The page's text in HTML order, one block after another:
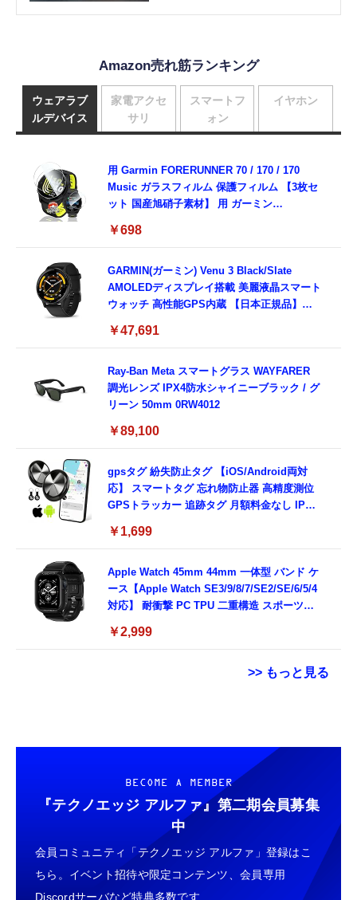
Amazon売れ筋ランキング
ウェアラブ
ルデバイス
用 Garmin FORERUNNER 70 / 170 / 170
Music ガラスフィルム 保護フィルム 【3枚セ
ット 国産旭硝子素材】 用 ガーミン
高透過率 超薄型 用 ガーミン Forerunner 170
気泡なし 簡単貼り付け ( 対応 Forerunner
170 Music フィルム )
￥698
GARMIN(ガーミン) Venu 3 Black/Slate
AMOLEDディスプレイ搭載 美麗液晶スマート
ウォッチ 高性能GPS内蔵 【日本正規品】心
￥47,691
Ray-Ban Meta スマートグラス WAYFARER
調光レンズ IPX4防水シャイニーブラック / グ
リーン 50mm 0RW4012
￥89,100
gpsタグ 紛失防止タグ 【iOS/Android両対
応】 スマートタグ 忘れ物防止器 高精度測位
GPSトラッカー 追跡タグ 月額料金なし IPX7
ト見守り キーホルダー付属 (2個セット：ブラ
￥1,699
Apple Watch 45mm 44mm 一体型 バンド ケ
ース【Apple Watch SE3/9/8/7/SE2/SE/6/5/4
対応】 耐衝撃 PC TPU 二重構造 スポーツバ
アーマー・プロ 062CS25324 (ブラック)
￥2,999
>> もっと見る
家電アクセ
サリ
電】データ転送 断線防止 高耐久ナイロン
iPhone 17/iPhone 16 /iPhone 15 /
MacBook、iPad Pro/Air、Galaxy、Sony、
Pixel Type C機種対応
￥749
ネックストラップ 携帯扇風機 首掛けストラッ
プ ハンディファン ストラップ 吊下げひも 首
掛け 長さ調節可能 (ホワイト 螺旋状)
￥999
スマートフ
ォン
docomo/au/SoftBankの3回線が選べる格安
SIMカード【Amazon.co.jp限定】
￥100
【DL版】【初期費用3,300円が無料 ※1契約者
2回線/年に限り】IIJmioえらべるSIMカード
エントリーパッケージ 月額利用(音声
SIM/SMS)[ドコモ・au回線]・(データ/eSIM/
￥290
イヤホン
￥949
タイプc 寝ホンイヤホン 寝ホン type-c 有線
睡眠用イヤホン 【音質強化バージョン
iPhone 15/16/17対応】横向きに寝ると耳が圧
迫されない ソフトシリコンで柔らかい 超軽量
超小型 外部ノイズ遮断 音質良い リモコン マ
￥2,199
BECOME A MEMBER
『テクノエッジ アルファ』 第二期会員募集
中
会員コミュニティ「テクノエッジ アルファ」登録はこ
ちら。イベント招待や限定コンテンツ、会員専用
Discordサーバなど特典多数です